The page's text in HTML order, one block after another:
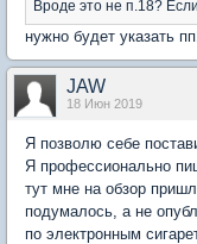
Вроде это не п.18?
нужно будет указать
JAW
18 Июн 2019
Я позволю себе
Я профессионально
тут мне на обзор
подумалось, а не
по электронным